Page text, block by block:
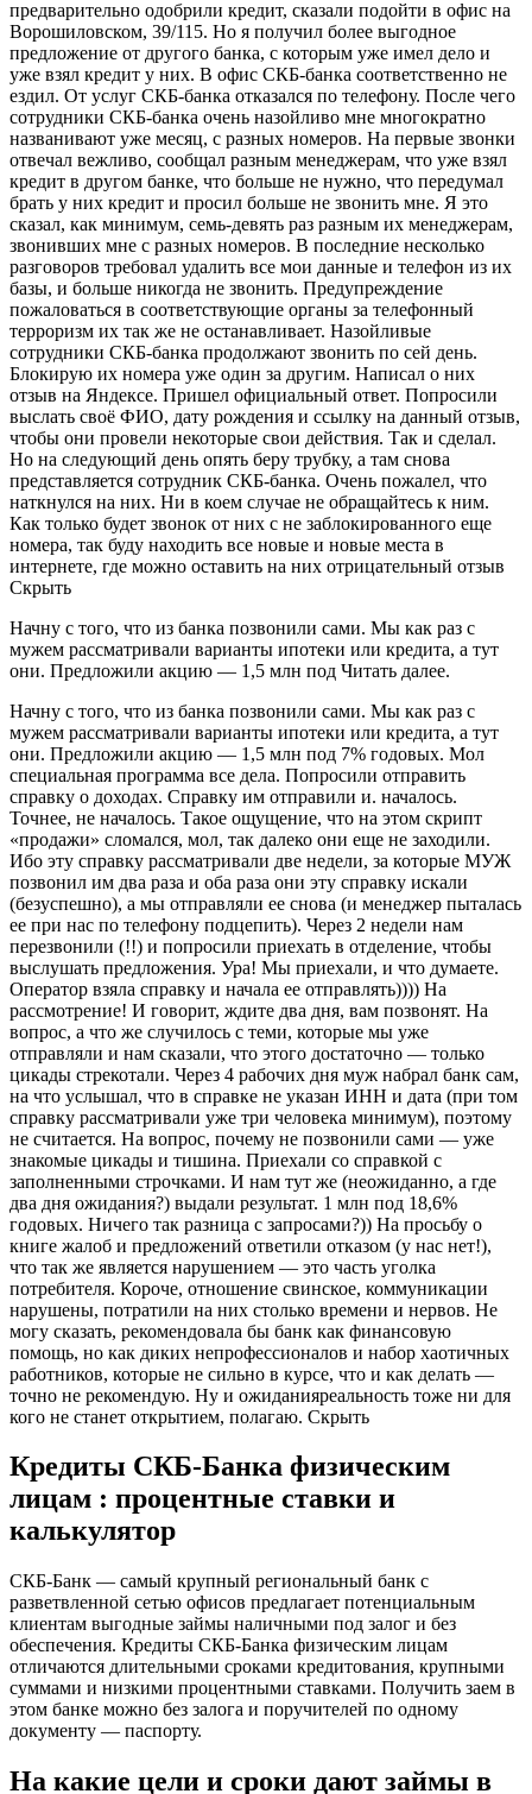
предварительно одобрили кредит, сказали подойти в офис на
Ворошиловском, 39/115. Но я получил более выгодное
предложение от другого банка, с которым уже имел дело и
уже взял кредит у них. В офис СКБ-банка соответственно не
ездил. От услуг СКБ-банка отказался по телефону. После чего
сотрудники СКБ-банка очень назойливо мне многократно
названивают уже месяц, с разных номеров. На первые звонки
отвечал вежливо, сообщал разным менеджерам, что уже взял
кредит в другом банке, что больше не нужно, что передумал
брать у них кредит и просил больше не звонить мне. Я это
сказал, как минимум, семь-девять раз разным их менеджерам,
звонивших мне с разных номеров. В последние несколько
разговоров требовал удалить все мои данные и телефон из их
базы, и больше никогда не звонить. Предупреждение
пожаловаться в соответствующие органы за телефонный
терроризм их так же не останавливает. Назойливые
сотрудники СКБ-банка продолжают звонить по сей день.
Блокирую их номера уже один за другим. Написал о них
отзыв на Яндексе. Пришел официальный ответ. Попросили
выслать своё ФИО, дату рождения и ссылку на данный отзыв,
чтобы они провели некоторые свои действия. Так и сделал.
Но на следующий день опять беру трубку, а там снова
представляется сотрудник СКБ-банка. Очень пожалел, что
наткнулся на них. Ни в коем случае не обращайтесь к ним.
Как только будет звонок от них с не заблокированного еще
номера, так буду находить все новые и новые места в
интернете, где можно оставить на них отрицательный отзыв
Скрыть
Начну с того, что из банка позвонили сами. Мы как раз с
мужем рассматривали варианты ипотеки или кредита, а тут
они. Предложили акцию — 1,5 млн под Читать далее.
Начну с того, что из банка позвонили сами. Мы как раз с
мужем рассматривали варианты ипотеки или кредита, а тут
они. Предложили акцию — 1,5 млн под 7% годовых. Мол
специальная программа все дела. Попросили отправить
справку о доходах. Справку им отправили и. началось.
Точнее, не началось. Такое ощущение, что на этом скрипт
«продажи» сломался, мол, так далеко они еще не заходили.
Ибо эту справку рассматривали две недели, за которые МУЖ
позвонил им два раза и оба раза они эту справку искали
(безуспешно), а мы отправляли ее снова (и менеджер пыталась
ее при нас по телефону подцепить). Через 2 недели нам
перезвонили (!!) и попросили приехать в отделение, чтобы
выслушать предложения. Ура! Мы приехали, и что думаете.
Оператор взяла справку и начала ее отправлять)))) На
рассмотрение! И говорит, ждите два дня, вам позвонят. На
вопрос, а что же случилось с теми, которые мы уже
отправляли и нам сказали, что этого достаточно — только
цикады стрекотали. Через 4 рабочих дня муж набрал банк сам,
на что услышал, что в справке не указан ИНН и дата (при том
справку рассматривали уже три человека минимум), поэтому
не считается. На вопрос, почему не позвонили сами — уже
знакомые цикады и тишина. Приехали со справкой с
заполненными строчками. И нам тут же (неожиданно, а где
два дня ожидания?) выдали результат. 1 млн под 18,6%
годовых. Ничего так разница с запросами?)) На просьбу о
книге жалоб и предложений ответили отказом (у нас нет!),
что так же является нарушением — это часть уголка
потребителя. Короче, отношение свинское, коммуникации
нарушены, потратили на них столько времени и нервов. Не
могу сказать, рекомендовала бы банк как финансовую
помощь, но как диких непрофессионалов и набор хаотичных
работников, которые не сильно в курсе, что и как делать —
точно не рекомендую. Ну и ожиданияреальность тоже ни для
кого не станет открытием, полагаю. Скрыть
Кредиты СКБ-Банка физическим
лицам : процентные ставки и
калькулятор
СКБ-Банк — самый крупный региональный банк с
разветвленной сетью офисов предлагает потенциальным
клиентам выгодные займы наличными под залог и без
обеспечения. Кредиты СКБ-Банка физическим лицам
отличаются длительными сроками кредитования, крупными
суммами и низкими процентными ставками. Получить заем в
этом банке можно без залога и поручителей по одному
документу — паспорту.
На какие цели и сроки дают займы в